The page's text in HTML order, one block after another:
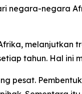
negara-negara
melanjutkan
tahun. Hal ini
pesat.